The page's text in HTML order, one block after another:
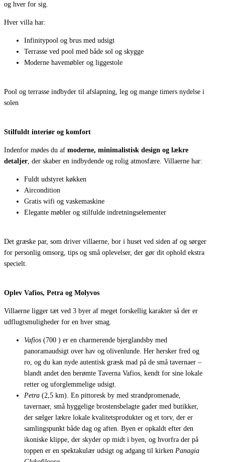
og hver for sig.
Hver villa har:
Infinitypool og brus med udsigt
Terrasse ved pool med både sol og skygge
Moderne havemøbler og liggestole
Pool og terrasse indbyder til afslapning, leg og mange timers nydelse i
solen
Stilfuldt interiør og komfort
Indenfor mødes du af moderne, minimalistisk design og lækre
detaljer, der skaber en indbydende og rolig atmosfære. Villaerne har:
Fuldt udstyret køkken
Aircondition
Gratis wifi og vaskemaskine
Elegante møbler og stilfulde indretningselementer
Det græske par, som driver villaerne, bor i huset ved siden af og sørger
for personlig omsorg, tips og små oplevelser, der gør dit ophold ekstra
specielt.
Oplev Vafios, Petra og Molyvos
Villaerne ligger tæt ved 3 byer af meget forskellig karakter så der er
udflugtsmuligheder for en hver smag.
Vafios (700 ) er en charmerende bjerglandsby med
panoramaudsigt over hav og olivenlunde. Her hersker fred og
ro, og du kan nyde autentisk græsk mad på de små tavernaer –
blandt andet den berømte Taverna Vafios, kendt for sine lokale
retter og uforglemmelige udsigt.
Petra (2,5 km). En pittoresk by med strandpromenade,
tavernaer, små hyggelige brostensbelagte gader med butikker,
der sælger lækre lokale kvalitetsprodukter og et torv, der er
samlingspunkt både dag og aften. Byen er opkaldt efter den
ikoniske klippe, der skyder op midt i byen, og hvorfra der på
toppen er en spektakulær udsigt og adgang til kirken Panagia